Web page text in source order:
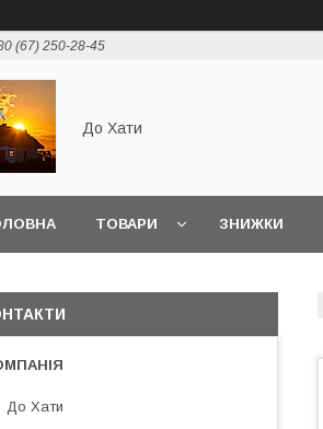
(67) 250-28-45
До Хати
ТОВАРИ ЗНИЖКИ
До Хати